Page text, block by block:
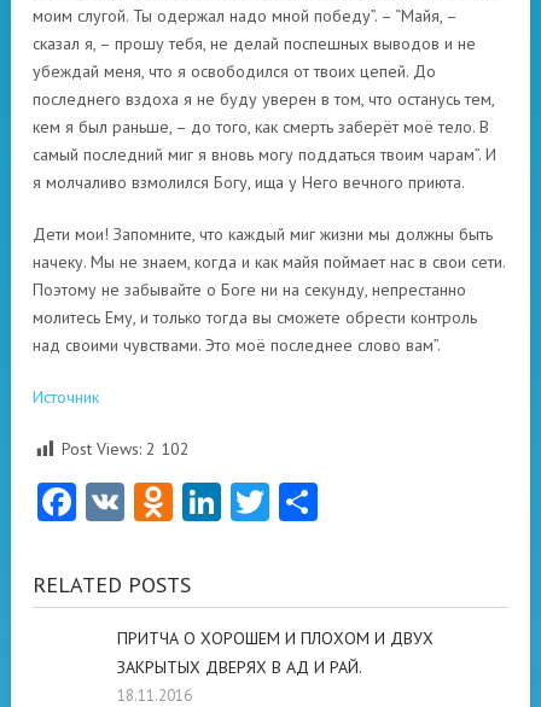
моим слугой. Ты одержал надо мной победу”. – “Майя, –
сказал я, – прошу тебя, не делай поспешных выводов и не
убеждай меня, что я освободился от твоих цепей. До
последнего вздоха я не буду уверен в том, что останусь тем,
кем я был раньше, – до того, как смерть заберёт моё тело. В
самый последний миг я вновь могу поддаться твоим чарам”. И
я молчаливо взмолился Богу, ища у Него вечного приюта.
Дети мои! Запомните, что каждый миг жизни мы должны быть
начеку. Мы не знаем, когда и как майя поймает нас в свои сети.
Поэтому не забывайте о Боге ни на секунду, непрестанно
молитесь Ему, и только тогда вы сможете обрести контроль
над своими чувствами. Это моё последнее слово вам”.
Источник
Post Views: 2 102
Facebook
VK Odnoklassniki
LinkedIn
Twitter
RELATED POSTS
ПРИТЧА О ХОРОШЕМ И ПЛОХОМ И ДВУХ
ЗАКРЫТЫХ ДВЕРЯХ В АД И РАЙ.
18.11.2016